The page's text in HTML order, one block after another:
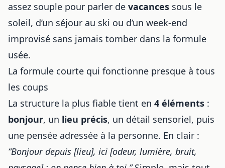
assez souple pour parler de vacances sous le
soleil, d’un séjour au ski ou d’un week-end
improvisé sans jamais tomber dans la formule
usée.
La formule courte qui fonctionne presque à tous
les coups
La structure la plus fiable tient en 4 éléments :
bonjour, un lieu précis, un détail sensoriel, puis
une pensée adressée à la personne. En clair :
“Bonjour depuis [lieu], ici [odeur, lumière, bruit,